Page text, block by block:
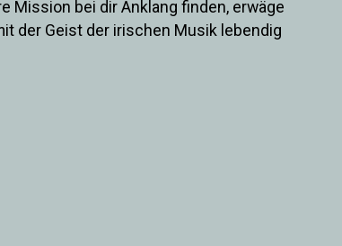
Mission bei dir Anklang finden, erwäge
der Geist der irischen Musik lebendig